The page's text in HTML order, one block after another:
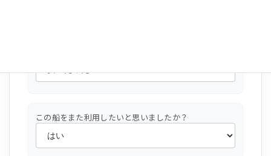
この船をまた利用したいと思いましたか？